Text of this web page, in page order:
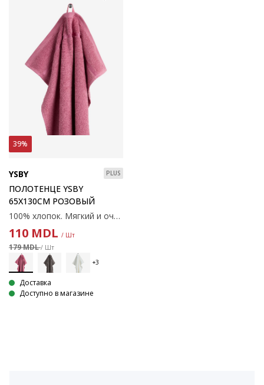
39%
YSBY PLUS
ПОЛОТЕНЦЕ YSBY
65X130СМ РОЗОВЫЙ
100% хлопок. Мягкий и очень впитывающий. 450 г/м². 65x130 см
110 MDL / Шт
179 MDL/ Шт
Доставка
Доступно в магазине